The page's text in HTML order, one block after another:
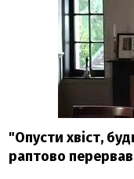
"Опусти хвіст,
раптово